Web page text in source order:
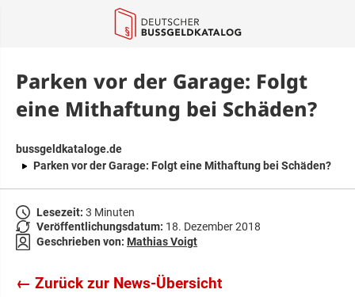
Parken vor der Garage: Folgt
eine Mithaftung bei Schäden?
bussgeldkataloge.de
Parken vor der Garage: Folgt eine Mithaftung bei Schäden?
Lesezeit: 3 Minuten
Veröffentlichungsdatum: 18. Dezember 2018
Geschrieben von: Mathias Voigt
← Zurück zur News-Übersicht